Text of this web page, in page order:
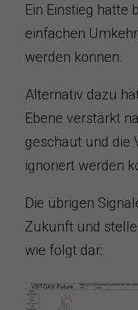
Ein Einstieg hätte
einfachen
werden können.
Alternativ dazu
Ebene verstärkt
geschaut und die
ignoriert werden
Die übrigen
Zukunft und
wie folgt dar: